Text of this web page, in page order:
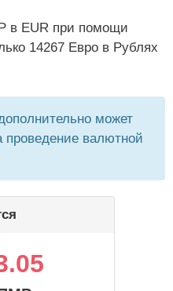
в EUR при помощи
14267 Евро в Рублях
может
проведение валютной